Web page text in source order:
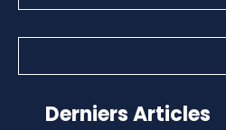
Derniers Articles